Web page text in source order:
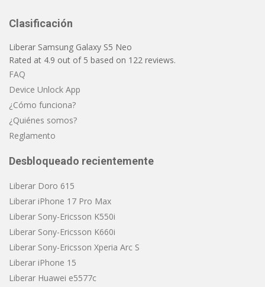
Clasificación
Liberar Samsung Galaxy S5 Neo
Rated at 4.9 out of 5 based on 122 reviews.
FAQ
Device Unlock App
¿Cómo funciona?
¿Quiénes somos?
Reglamento
Desbloqueado recientemente
Liberar Doro 615
Liberar iPhone 17 Pro Max
Liberar Sony-Ericsson K550i
Liberar Sony-Ericsson K660i
Liberar Sony-Ericsson Xperia Arc S
Liberar iPhone 15
Liberar Huawei e5577c